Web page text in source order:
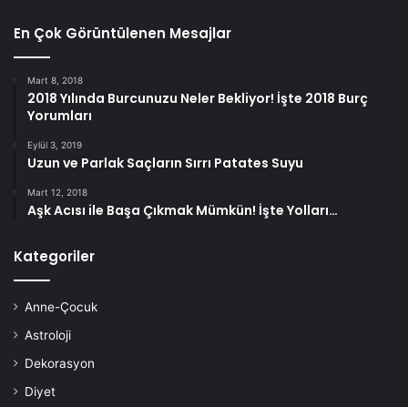
Yöntem 3: Kuru Eller
nazikçe temizler ve cildinizin anında parlak ve nemli
görünmesini sağlar. Doğal bir nemlendirici olduğundan,
zeytinyağı cildinizi yumuşak ve esnek olmasını sağlar.
En Çok Görüntülenen Mesajlar
Mart 8, 2018
2018 Yılında Burcunuzu Neler Bekliyor! İşte 2018 Burç
Yorumları
Eylül 3, 2019
Uzun ve Parlak Saçların Sırrı Patates Suyu
Mart 12, 2018
Aşk Acısı ile Başa Çıkmak Mümkün! İşte Yolları…
Kategoriler
Anne-Çocuk
Astroloji
Dekorasyon
Diyet